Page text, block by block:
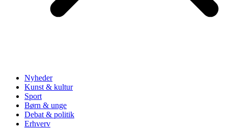
Nyheder
Kunst & kultur
Sport
Børn & unge
Debat & politik
Erhverv